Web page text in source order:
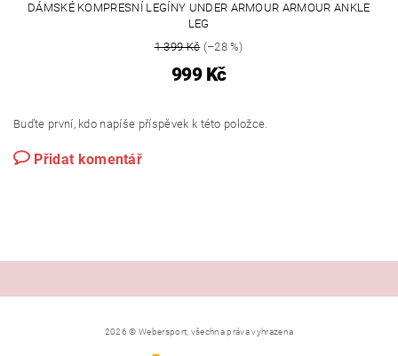
DÁMSKÉ KOMPRESNÍ LEGÍNY UNDER ARMOUR ARMOUR ANKLE
LEG
1 399 Kč(–28 %)
999 Kč
Buďte první, kdo napíše příspěvek k této položce.
Přidat komentář
2026 © Webersport, všechna práva vyhrazena